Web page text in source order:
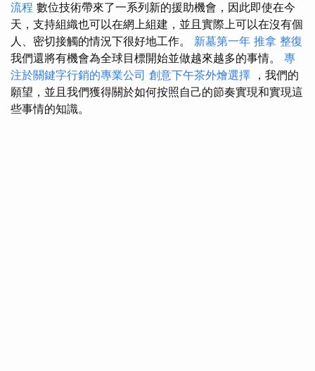
流程 數位技術帶來了一系列新的援助機會，因此即使在今
天，支持組織也可以在網上組建，並且實際上可以在沒有個
人、密切接觸的情況下很好地工作。 新墓第一年 推拿 整復
我們還將有機會為全球目標開始並做越來越多的事情。 專
注於關鍵字行銷的專業公司 創意下午茶外燴選擇 ，我們的
願望，並且我們獲得關於如何按照自己的節奏實現和實現這
些事情的知識。